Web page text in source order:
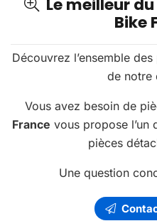
Bike
Découvrez l’ensemble
de notre
Vous avez besoin de
France vous propose l’un
pièces
Une question